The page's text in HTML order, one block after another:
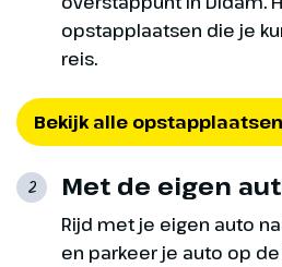
opstapplaatsen die je
reis.
Bekijk alle opstapplaatsen
2 Met de eigen
Rijd met je eigen auto
en parkeer je auto op